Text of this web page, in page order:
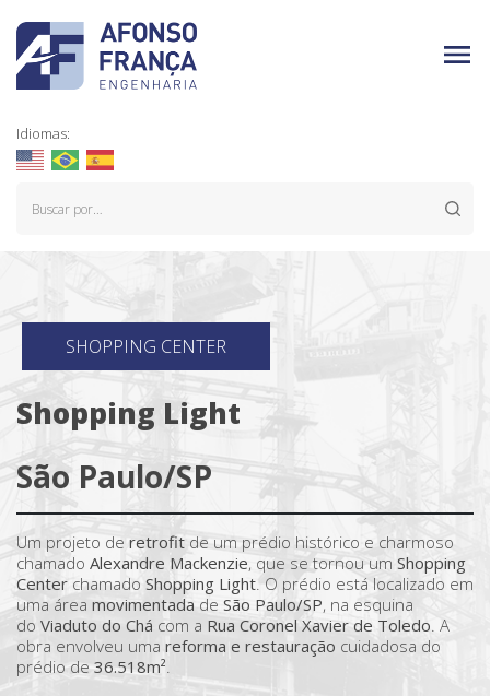
Idiomas:
SHOPPING CENTER
Shopping Light
São Paulo/SP
Um projeto de retrofit de um prédio histórico e charmoso
chamado Alexandre Mackenzie, que se tornou um Shopping
Center chamado Shopping Light. O prédio está localizado em
uma área movimentada de São Paulo/SP, na esquina
do Viaduto do Chá com a Rua Coronel Xavier de Toledo. A
obra envolveu uma reforma e restauração cuidadosa do
prédio de36.518m².